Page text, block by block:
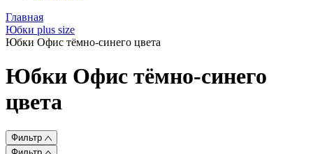
Главная
Юбки plus size
Юбки Офис тёмно-синего цвета
Юбки Офис тёмно-синего
цвета
Фильтр